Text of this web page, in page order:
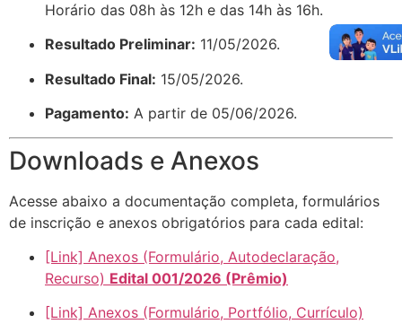
Horário das 08h às 12h e das 14h às 16h.
Resultado Preliminar: 11/05/2026.
Resultado Final: 15/05/2026.
Pagamento: A partir de 05/06/2026.
Downloads e Anexos
Acesse abaixo a documentação completa, formulários
de inscrição e anexos obrigatórios para cada edital:
[Link] Anexos (Formulário, Autodeclaração,
Recurso) Edital 001/2026 (Prêmio)
[Link] Anexos (Formulário, Portfólio, Currículo)